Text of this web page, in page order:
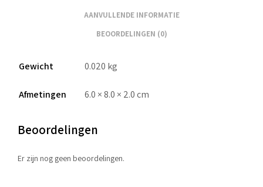
AANVULLENDE INFORMATIE
BEOORDELINGEN (0)
Gewicht 0.020 kg
Afmetingen 6.0 × 8.0 × 2.0 cm
Beoordelingen
Er zijn nog geen beoordelingen.